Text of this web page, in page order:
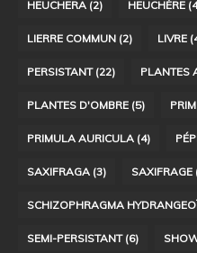
HEUCHERA (2) HEUCHÈRE
LIERRE COMMUN (2) LIVRE
PERSISTANT(22) PLANTES
PLANTES D'OMBRE (5)
PRIMULA AURICULA (4)
SAXIFRAGA (3) SAXIFRAGE
SCHIZOPHRAGMA
SEMI-PERSISTANT(6)